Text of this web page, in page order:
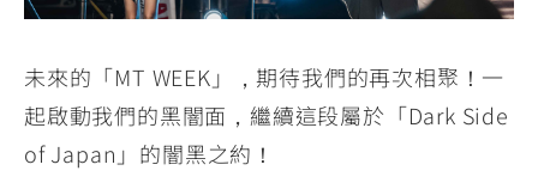
未來的「MT WEEK」，期待我們的再次相聚！一
起啟動我們的黑闇面，繼續這段屬於「Dark Side
of Japan」的闇黑之約！